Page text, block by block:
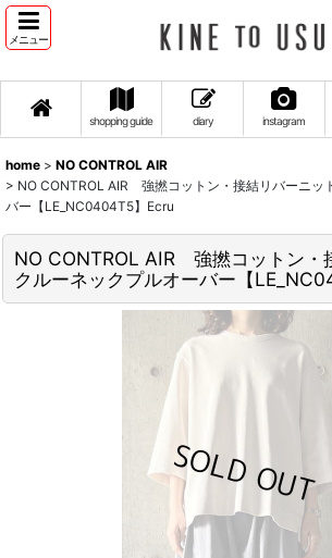
メニュー
shopping guide diary instagram
home > NO CONTROL AIR
> NO CONTROL AIR 強撚コットン・接結リバーニッ
バー【LE_NC0404T5】Ecru
NO CONTROL AIR 強撚コットン・
クルーネックプルオーバー【